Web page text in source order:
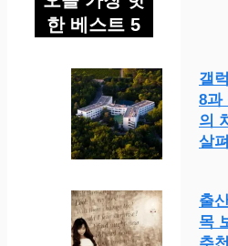
한 베스트 5
갤
8과
의
살
출
목